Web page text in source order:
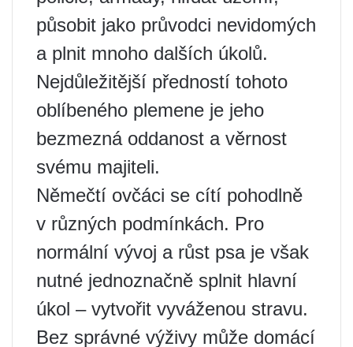
působit jako průvodci nevidomých
a plnit mnoho dalších úkolů.
Nejdůležitější předností tohoto
oblíbeného plemene je jeho
bezmezná oddanost a věrnost
svému majiteli.
Němečtí ovčáci se cítí pohodlně
v různých podmínkách. Pro
normální vývoj a růst psa je však
nutné jednoznačně splnit hlavní
úkol – vytvořit vyváženou stravu.
Bez správné výživy může domácí